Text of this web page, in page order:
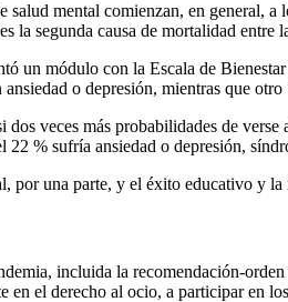
mental comienzan, en general,
segunda causa de mortalidad entre
un módulo con la Escala de
o depresión, mientras que
veces más probabilidades de
22 % sufría ansiedad o depresión,
por una parte, y el éxito educativo y
incluida la recomendación-
el derecho al ocio, a participar en